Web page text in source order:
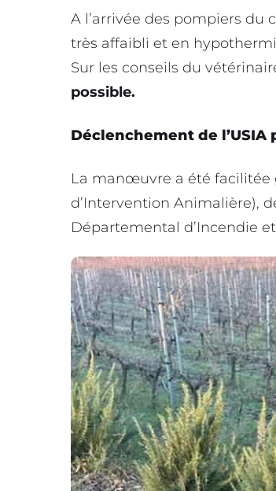
A l’arrivée des pompiers du
très affaibli et en
Sur les conseils du
possible.
Déclenchement de l’USIA
La manœuvre a été facilitée
d’Intervention Animalière),
Départemental d’Incendie